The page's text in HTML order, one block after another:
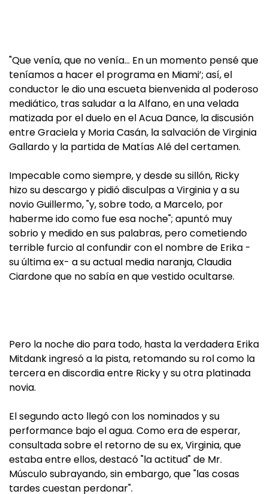
"Que venía, que no venía… En un momento pensé que
teníamos a hacer el programa en Miami’; así, el
conductor le dio una escueta bienvenida al poderoso
mediático, tras saludar a la Alfano, en una velada
matizada por el duelo en el Acua Dance, la discusión
entre Graciela y Moria Casán, la salvación de Virginia
Gallardo y la partida de Matías Alé del certamen.
Impecable como siempre, y desde su sillón, Ricky
hizo su descargo y pidió disculpas a Virginia y a su
novio Guillermo, "y, sobre todo, a Marcelo, por
haberme ido como fue esa noche"; apuntó muy
sobrio y medido en sus palabras, pero cometiendo
terrible furcio al confundir con el nombre de Erika -
su última ex- a su actual media naranja, Claudia
Ciardone que no sabía en que vestido ocultarse.
Pero la noche dio para todo, hasta la verdadera Erika
Mitdank ingresó a la pista, retomando su rol como la
tercera en discordia entre Ricky y su otra platinada
novia.
El segundo acto llegó con los nominados y su
performance bajo el agua. Como era de esperar,
consultada sobre el retorno de su ex, Virginia, que
estaba entre ellos, destacó "la actitud" de Mr.
Músculo subrayando, sin embargo, que "las cosas
tardes cuestan perdonar".